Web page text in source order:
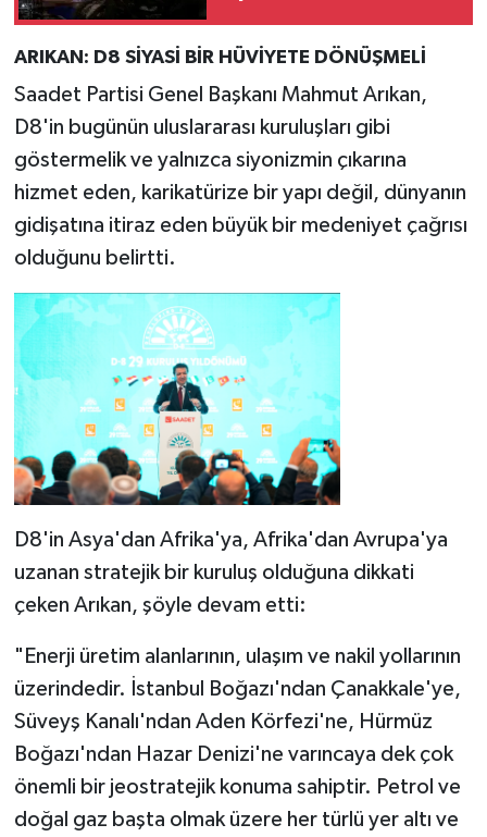
ARIKAN: D8 SİYASİ BİR HÜVİYETE DÖNÜŞMELİ
Saadet Partisi Genel Başkanı Mahmut Arıkan,
D8'in bugünün uluslararası kuruluşları gibi
göstermelik ve yalnızca siyonizmin çıkarına
hizmet eden, karikatürize bir yapı değil, dünyanın
gidişatına itiraz eden büyük bir medeniyet çağrısı
olduğunu belirtti.
D8'in Asya'dan Afrika'ya, Afrika'dan Avrupa'ya
uzanan stratejik bir kuruluş olduğuna dikkati
çeken Arıkan, şöyle devam etti:
"Enerji üretim alanlarının, ulaşım ve nakil yollarının
üzerindedir. İstanbul Boğazı'ndan Çanakkale'ye,
Süveyş Kanalı'ndan Aden Körfezi'ne, Hürmüz
Boğazı'ndan Hazar Denizi'ne varıncaya dek çok
önemli bir jeostratejik konuma sahiptir. Petrol ve
doğal gaz başta olmak üzere her türlü yer altı ve